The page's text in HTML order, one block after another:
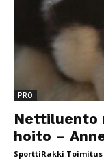
PRO
Nettiluento
hoito –
SporttiRakki Toimitus